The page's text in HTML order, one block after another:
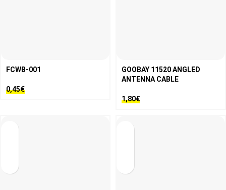
FCWB-001
0,45€
GOOBAY 11520 ANGLED
ANTENNA CABLE
1,80€